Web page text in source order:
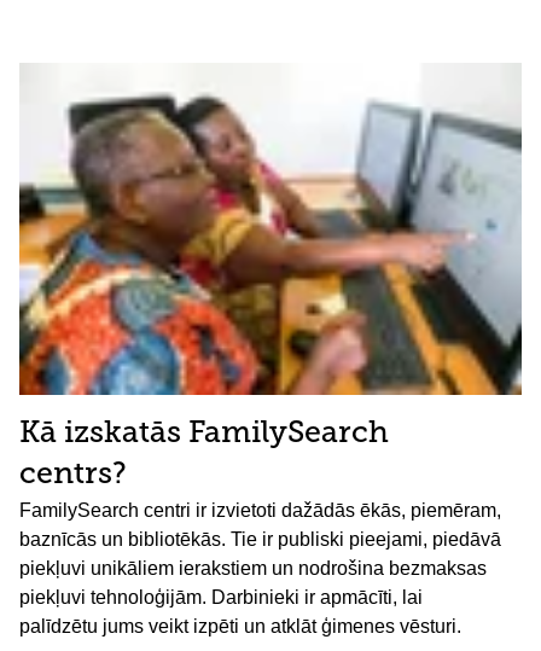
Kā izskatās FamilySearch
centrs?
FamilySearch centri ir izvietoti dažādās ēkās, piemēram,
baznīcās un bibliotēkās. Tie ir publiski pieejami, piedāvā
piekļuvi unikāliem ierakstiem un nodrošina bezmaksas
piekļuvi tehnoloģijām. Darbinieki ir apmācīti, lai
palīdzētu jums veikt izpēti un atklāt ģimenes vēsturi.